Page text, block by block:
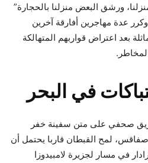
ورشق البعض منزلنا بالحجارة”
عدة مهاجرين أفارقة آخرين
بعد اعتراض قواربهم المتهالكة
في البحر
صحفي على متن سفينة خفر
سواحل صفاقس، لمح القبطان قاربا يحتمل أن
في مسار لجزيرة لامبيدوزا